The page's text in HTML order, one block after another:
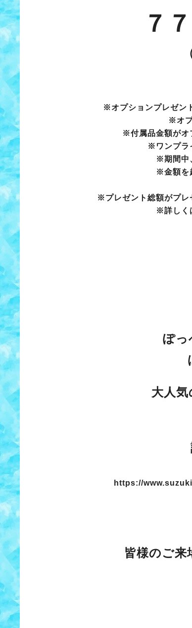
７
※オプションプレゼン
※オ
※付属品金額がオ
※ワンプラ
※期間中
※金額を
※プレゼント総額がプレ
※詳しく
ぽっ
大人
https://
皆様のご来